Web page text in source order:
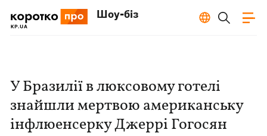
Шоу-біз
У Бразилії в люксовому готелі
знайшли мертвою американську
інфлюенсерку Джеррі Гогосян